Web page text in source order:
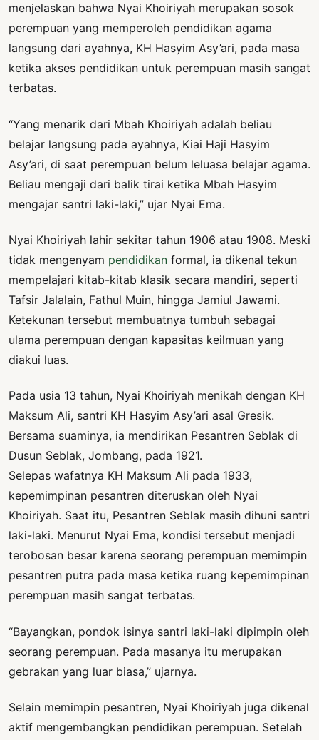
menjelaskan bahwa Nyai Khoiriyah merupakan sosok
perempuan yang memperoleh pendidikan agama
langsung dari ayahnya, KH Hasyim Asy’ari, pada masa
ketika akses pendidikan untuk perempuan masih sangat
terbatas.
“Yang menarik dari Mbah Khoiriyah adalah beliau
belajar langsung pada ayahnya, Kiai Haji Hasyim
Asy’ari, di saat perempuan belum leluasa belajar agama.
Beliau mengaji dari balik tirai ketika Mbah Hasyim
mengajar santri laki-laki,” ujar Nyai Ema.
Nyai Khoiriyah lahir sekitar tahun 1906 atau 1908. Meski
tidak mengenyam pendidikan formal, ia dikenal tekun
mempelajari kitab-kitab klasik secara mandiri, seperti
Tafsir Jalalain, Fathul Muin, hingga Jamiul Jawami.
Ketekunan tersebut membuatnya tumbuh sebagai
ulama perempuan dengan kapasitas keilmuan yang
diakui luas.
Pada usia 13 tahun, Nyai Khoiriyah menikah dengan KH
Maksum Ali, santri KH Hasyim Asy’ari asal Gresik.
Bersama suaminya, ia mendirikan Pesantren Seblak di
Dusun Seblak, Jombang, pada 1921.
Selepas wafatnya KH Maksum Ali pada 1933,
kepemimpinan pesantren diteruskan oleh Nyai
Khoiriyah. Saat itu, Pesantren Seblak masih dihuni santri
laki-laki. Menurut Nyai Ema, kondisi tersebut menjadi
terobosan besar karena seorang perempuan memimpin
pesantren putra pada masa ketika ruang kepemimpinan
perempuan masih sangat terbatas.
“Bayangkan, pondok isinya santri laki-laki dipimpin oleh
seorang perempuan. Pada masanya itu merupakan
gebrakan yang luar biasa,” ujarnya.
Selain memimpin pesantren, Nyai Khoiriyah juga dikenal
aktif mengembangkan pendidikan perempuan. Setelah